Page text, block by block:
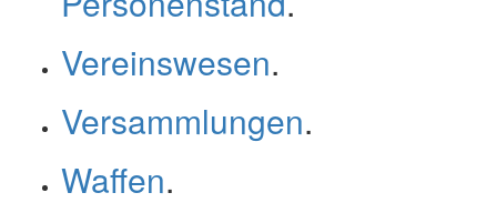
Vereinswesen.
Versammlungen.
Waffen.